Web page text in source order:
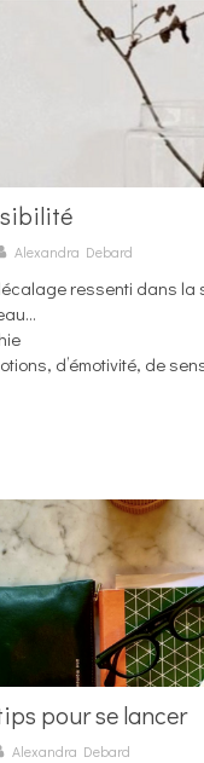
Alexandra Debard
ressenti dans la
d’émotivité, de
tips pour se lancer
Alexandra Debard